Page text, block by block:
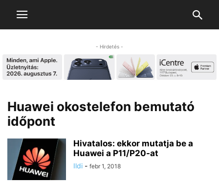
- Hirdetés -
Huawei okostelefon bemutató
időpont
Hivatalos: ekkor mutatja be a
Huawei a P11/P20-at
Ildi - febr 1, 2018